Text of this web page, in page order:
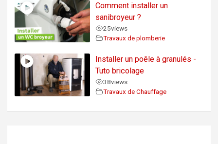
Comment installer un
sanibroyeur ?
25views
Travaux de plomberie
Installer un poêle à granulés -
Tuto bricolage
38views
Travaux de Chauffage